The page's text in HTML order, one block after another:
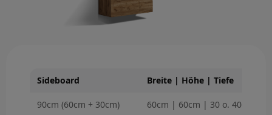
Sideboard Breite | Höhe | Tiefe
90cm (60cm + 30cm) 60cm | 60cm | 30 o. 40cm